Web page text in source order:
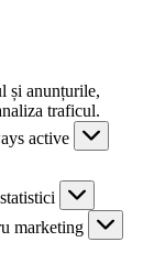
și anunțurile,
traficul.
active
marketing